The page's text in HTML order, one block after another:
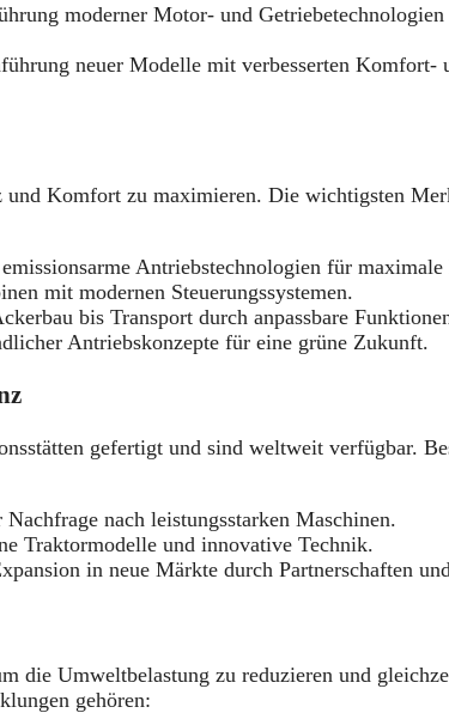
moderner Motor- und
neuer Modelle mit verbesserten Komfort-
Komfort zu maximieren. Die wichtigsten
Antriebstechnologien für
mit modernen Steuerungssystemen.
bis Transport durch anpassbare
Antriebskonzepte für eine grüne Zukunft.
gefertigt und sind weltweit verfügbar.
nach leistungsstarken Maschinen.
Traktormodelle und innovative Technik.
in neue Märkte durch Partnerschaften
die Umweltbelastung zu reduzieren und
gehören: